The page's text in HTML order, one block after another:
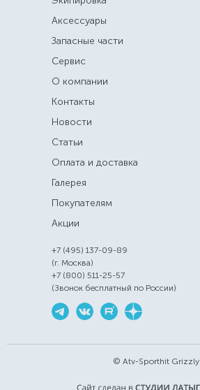
Аксессуары
Запасные части
Сервис
О компании
Контакты
Новости
Статьи
Оплата и доставка
Галерея
Покупателям
Акции
+7 (495) 137-09-89
(г. Москва)
+7 (800) 511-25-57
(Звонок бесплатный по России)
© Atv-Sporthit Grizzly